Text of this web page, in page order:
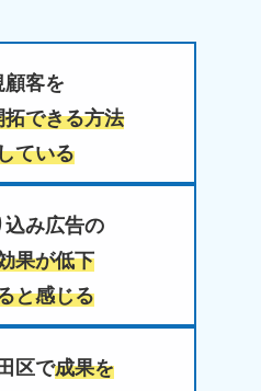
顧客を
できる方法
ている
込み広告の
果が低下
と感じる
区で成果を